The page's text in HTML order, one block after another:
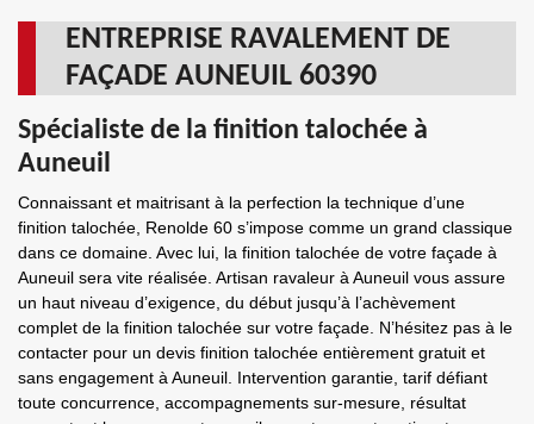
ENTREPRISE RAVALEMENT DE
FAÇADE AUNEUIL 60390
Spécialiste de la finition talochée à
Auneuil
Connaissant et maitrisant à la perfection la technique d’une
finition talochée, Renolde 60 s’impose comme un grand classique
dans ce domaine. Avec lui, la finition talochée de votre façade à
Auneuil sera vite réalisée. Artisan ravaleur à Auneuil vous assure
un haut niveau d’exigence, du début jusqu’à l’achèvement
complet de la finition talochée sur votre façade. N’hésitez pas à le
contacter pour un devis finition talochée entièrement gratuit et
sans engagement à Auneuil. Intervention garantie, tarif défiant
toute concurrence, accompagnements sur-mesure, résultat